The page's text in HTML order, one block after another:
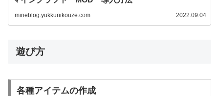
mineblog.yukkuriikouze.com 2022.09.04
遊び方
各種アイテムの作成